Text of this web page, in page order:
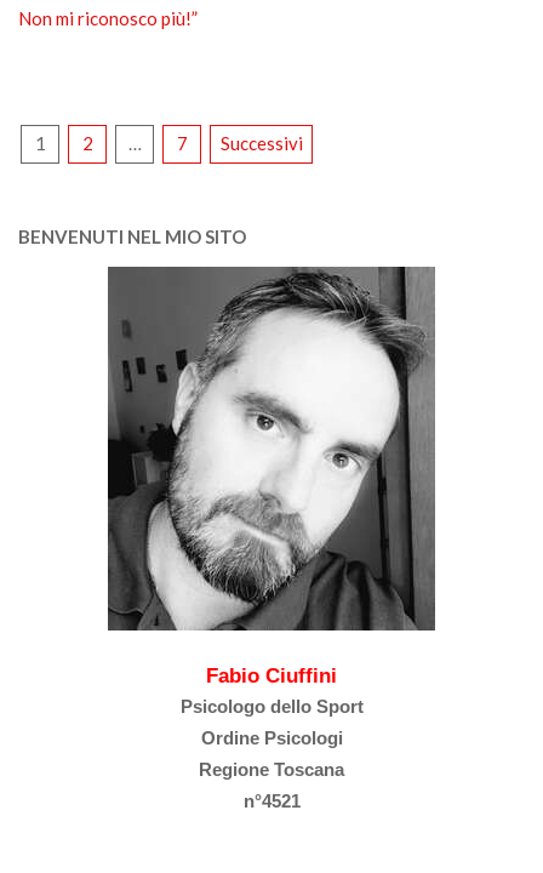
Non mi riconosco più!”
PAGINAZIONE
ARTICOLI
1 2 … 7 Successivi
BENVENUTI NEL MIO SITO
Fabio Ciuffini
Psicologo dello Sport
Ordine Psicologi
Regione Toscana
n°4521